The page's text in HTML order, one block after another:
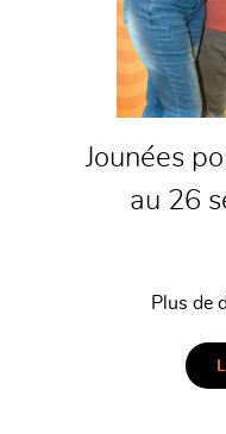
Jounées
au 26
Plus de